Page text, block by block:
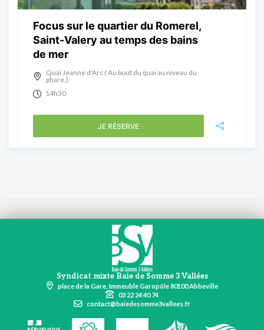
Focus sur le quartier du Romerel,
Saint-Valery au temps des bains
de mer
Quai Jeanne d'Arc ( Au bout du quai au niveau du
phare.)
14h30
JE RÉSERVE
Syndicat mixte Baie de Somme 3 Vallées
place de la Gare, Immeuble Garopôle 80100 Abbeville
03 22 24 40 74
contact@baiedesomme3vallees.fr